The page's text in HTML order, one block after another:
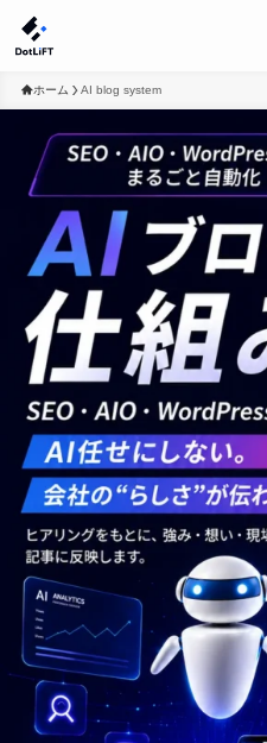
ホーム AI blog system